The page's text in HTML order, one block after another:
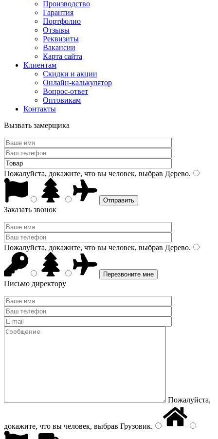
Производство
Гарантия
Портфолио
Отзывы
Реквизиты
Вакансии
Карта сайта
Клиентам
Скидки и акции
Онлайн-калькулятор
Вопрос-ответ
Оптовикам
Контакты
Вызвать замерщика
Пожалуйста, докажите, что вы человек, выбрав Дерево.
Заказать звонок
Пожалуйста, докажите, что вы человек, выбрав Дерево.
Письмо директору
Пожалуйста,
докажите, что вы человек, выбрав Грузовик.